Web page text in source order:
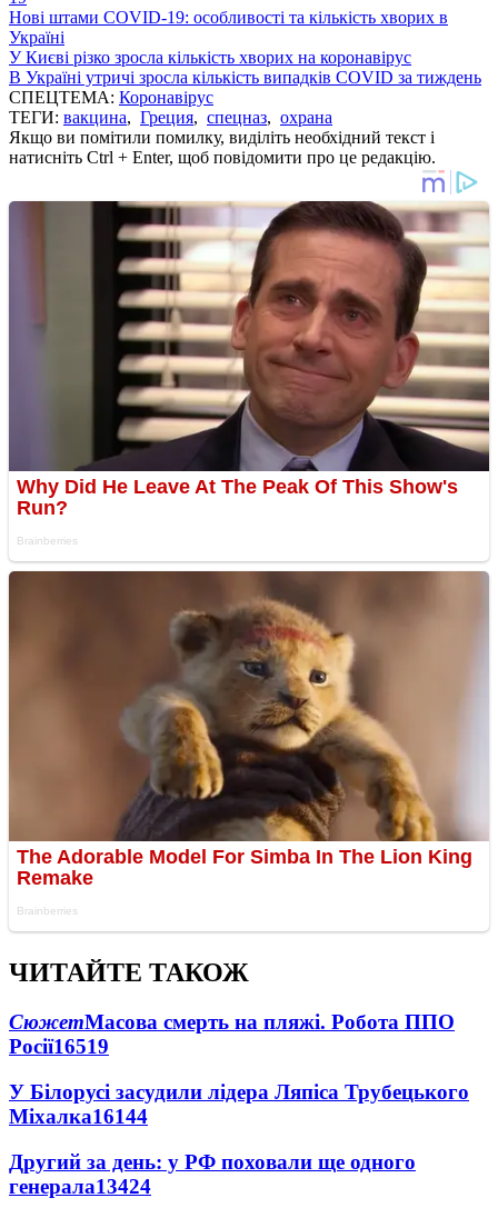
Нові штами COVID-19: особливості та кількість хворих в
Україні
У Києві різко зросла кількість хворих на коронавірус
В Україні утричі зросла кількість випадків COVID за тиждень
СПЕЦТЕМА: Коронавірус
ТЕГИ: вакцина, Греция, спецназ, охрана
Якщо ви помітили помилку, виділіть необхідний текст і
натисніть Ctrl + Enter, щоб повідомити про це редакцію.
ЧИТАЙТЕ ТАКОЖ
СюжетМасова смерть на пляжі. Робота ППО
Росії16519
У Білорусі засудили лідера Ляпіса Трубецького
Міхалка16144
Другий за день: у РФ поховали ще одного
генерала13424